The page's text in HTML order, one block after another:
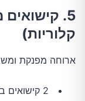
קלוריות)
ארוחה מפנקת
2 קישואים בינוניים חצויים ומרוקנים